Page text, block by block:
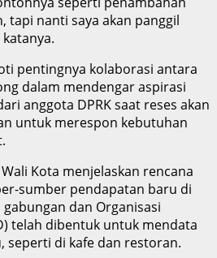
tapi nanti saya akan panggil
pentingnya kolaborasi antara
dalam mendengar aspirasi
anggota DPRK saat reses akan
untuk merespon kebutuhan
Kota menjelaskan rencana
sumber pendapatan baru di
dan Organisasi
telah dibentuk untuk mendata
seperti di kafe dan restoran.